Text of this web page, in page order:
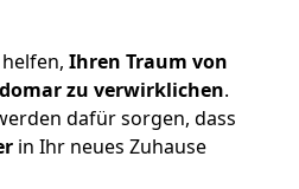
Ihren Traum von
zu verwirklichen.
dafür sorgen, dass
in Ihr neues Zuhause